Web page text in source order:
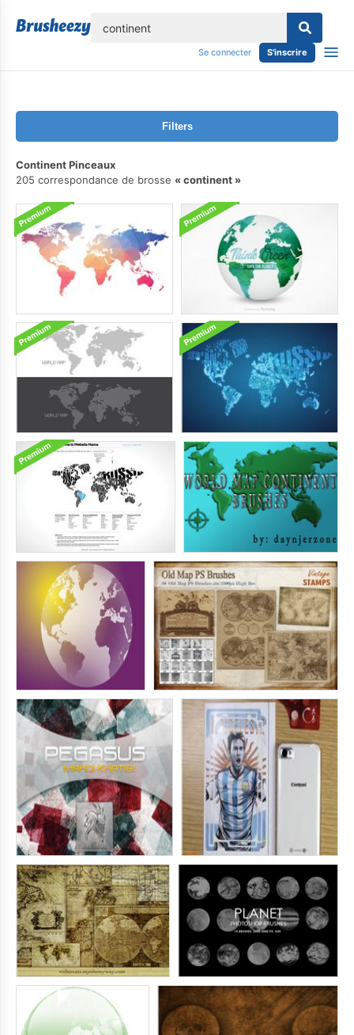
Se connecter S'inscrire
Filters
Continent Pinceaux
205 correspondance de brosse
continent